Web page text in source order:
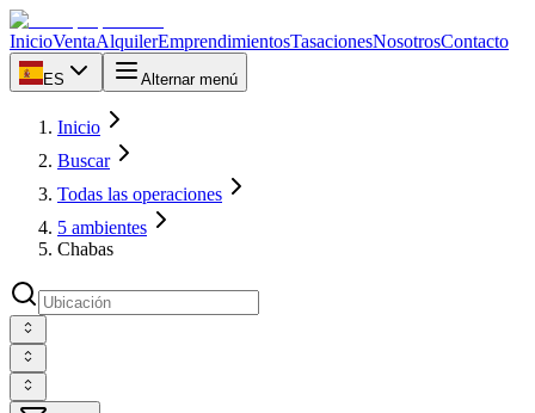
InicioVentaAlquilerEmprendimientosTasacionesNosotrosContacto
ES Alternar menú
Inicio
Buscar
Todas las operaciones
5 ambientes
Chabas